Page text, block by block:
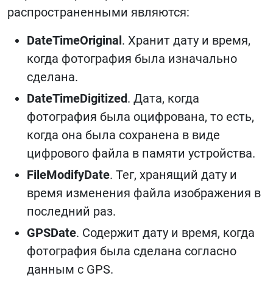
распространенными являются:
DateTimeOriginal. Хранит дату и время,
когда фотография была изначально
сделана.
DateTimeDigitized. Дата, когда
фотография была оцифрована, то есть,
когда она была сохранена в виде
цифрового файла в памяти устройства.
FileModifyDate. Тег, хранящий дату и
время изменения файла изображения в
последний раз.
GPSDate. Содержит дату и время, когда
фотография была сделана согласно
данным с GPS.